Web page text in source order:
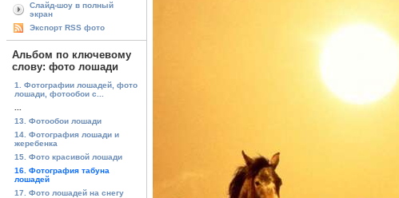
Слайд-шоу в полный
экран
Экспорт RSS фото
Альбом по ключевому
слову: фото лошади
1. Фотографии лошадей, фото
лошади, фотообои с...
13. Фотообои лошади
14. Фотография лошади и
жеребенка
15. Фото красивой лошади
16. Фотография табуна
лошадей
17. Фото лошадей на снегу